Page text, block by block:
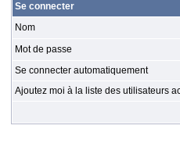
Se connecter
Nom
Mot de passe
Se connecter automatiquement
Ajoutez moi à la liste des utilisateurs